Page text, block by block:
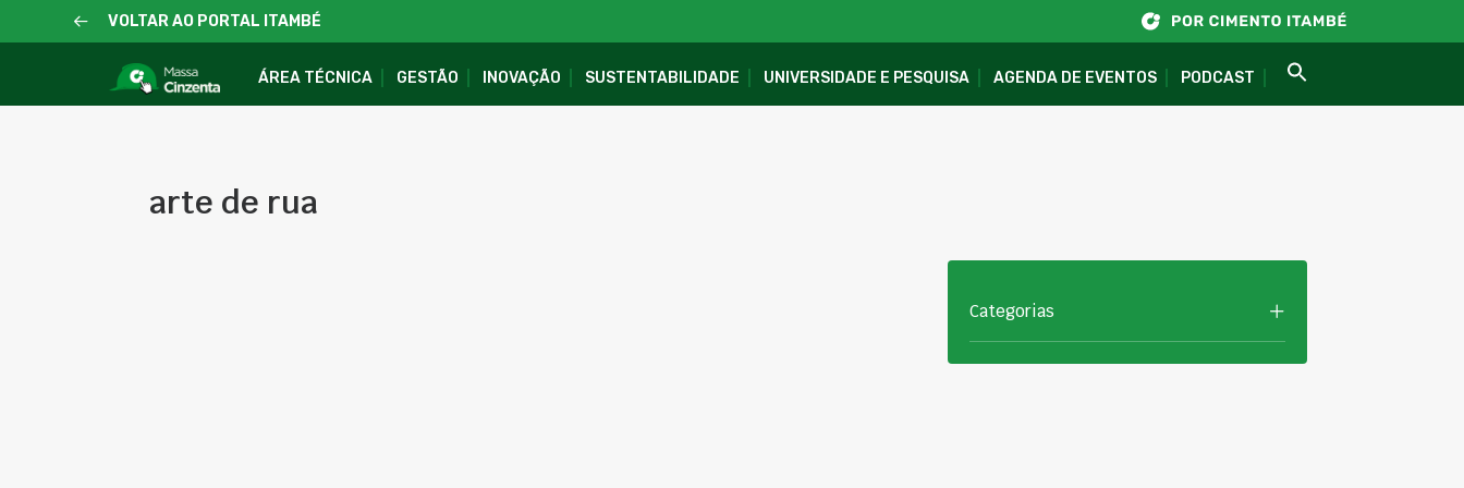
VOLTAR AO PORTAL ITAMBÉ
ÁREA TÉCNICA GESTÃO INOVAÇÃO SUSTENTABILIDADE UNIVERSIDADE E PESQUISA AGENDA DE EVENTOS PODCAST
arte de rua
Categorias